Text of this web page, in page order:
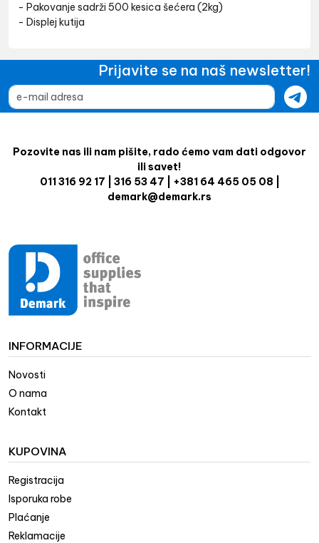
- Pakovanje sadrži 500 kesica šećera (2kg)
- Displej kutija
Prijavite se na naš newsletter!
Pozovite nas ili nam pišite, rado ćemo vam dati odgovor
ili savet!
011 316 92 17 | 316 53 47 | +381 64 465 05 08 |
demark@demark.rs
INFORMACIJE
Novosti
O nama
Kontakt
KUPOVINA
Registracija
Isporuka robe
Plaćanje
Reklamacije